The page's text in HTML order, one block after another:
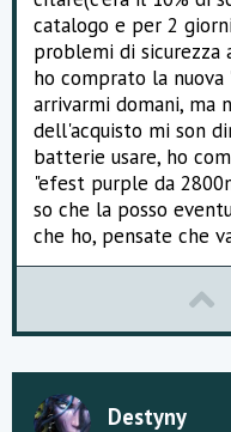
catalogo e per 2
problemi di sicurezza
ho comprato la nuova
arrivarmi domani, ma
dell'acquisto mi son
batterie usare, ho
"efest purple da
so che la posso
che ho, pensate che
Destyny